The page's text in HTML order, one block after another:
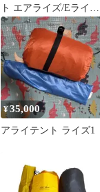
ト エアライズ/Eライ
ズ/Xライズ2 DXフライ
シート
¥35,000
アライテント ライズ1